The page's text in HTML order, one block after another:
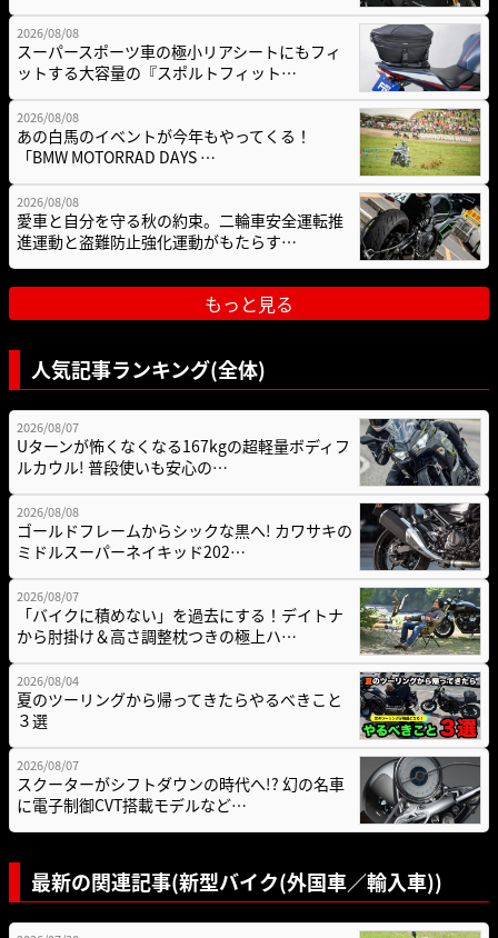
2026/08/08
スーパースポーツ車の極小リアシートにもフィ
ットする大容量の『スポルトフィット…
2026/08/08
あの白馬のイベントが今年もやってくる！
「BMW MOTORRAD DAYS …
2026/08/08
愛車と自分を守る秋の約束。二輪車安全運転推
進運動と盗難防止強化運動がもたらす…
もっと見る
人気記事ランキング(全体)
2026/08/07
Uターンが怖くなくなる167kgの超軽量ボディフ
ルカウル! 普段使いも安心の…
2026/08/08
ゴールドフレームからシックな黒へ! カワサキの
ミドルスーパーネイキッド202…
2026/08/07
「バイクに積めない」を過去にする！デイトナ
から肘掛け＆高さ調整枕つきの極上ハ…
2026/08/04
夏のツーリングから帰ってきたらやるべきこと
３選
2026/08/07
スクーターがシフトダウンの時代へ!? 幻の名車
に電子制御CVT搭載モデルなど…
最新の関連記事(新型バイク(外国車／輸入車))